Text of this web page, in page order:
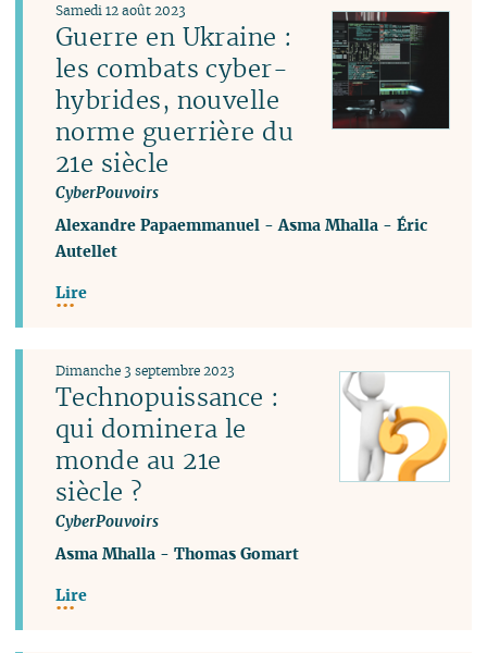
Guerre en Ukraine :
les combats cyber-
hybrides, nouvelle
norme guerrière du
21e siècle
CyberPouvoirs
Samedi 12 août 2023
Alexandre Papaemmanuel -Asma Mhalla -Éric
Autellet
Lire
Technopuissance :
qui dominera le
monde au 21e
siècle ?
CyberPouvoirs
Dimanche 3 septembre 2023
Asma Mhalla -Thomas Gomart
Lire